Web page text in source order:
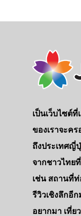
เป็นเว็บไซต์
ของเราจะค
ถึงประเทศญี่
จากชาวไทย
เช่น สถานที่ท่
รีวิวเชิงลึกอี
อยากมา เที่ย